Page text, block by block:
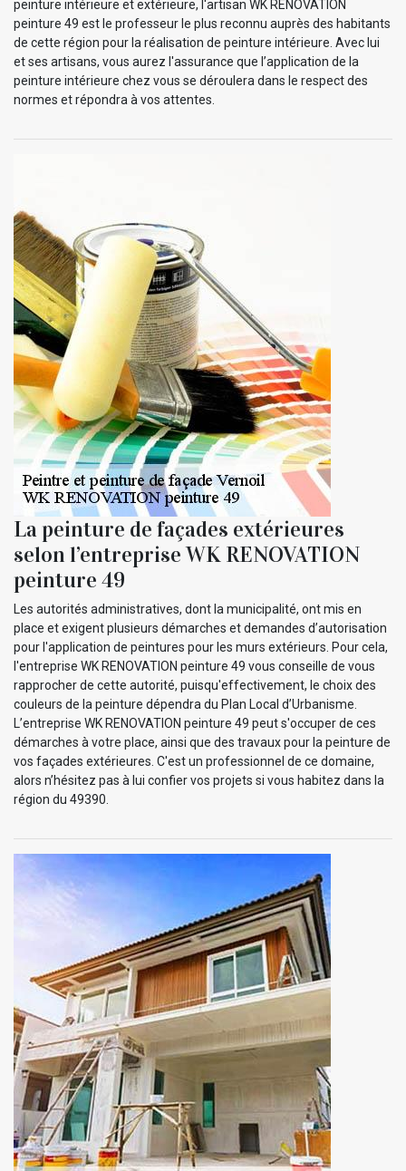
peinture intérieure et extérieure, l'artisan WK RENOVATION
peinture 49 est le professeur le plus reconnu auprès des habitants
de cette région pour la réalisation de peinture intérieure. Avec lui
et ses artisans, vous aurez l'assurance que l’application de la
peinture intérieure chez vous se déroulera dans le respect des
normes et répondra à vos attentes.
La peinture de façades extérieures
selon l’entreprise WK RENOVATION
peinture 49
Les autorités administratives, dont la municipalité, ont mis en
place et exigent plusieurs démarches et demandes d’autorisation
pour l'application de peintures pour les murs extérieurs. Pour cela,
l'entreprise WK RENOVATION peinture 49 vous conseille de vous
rapprocher de cette autorité, puisqu'effectivement, le choix des
couleurs de la peinture dépendra du Plan Local d’Urbanisme.
L’entreprise WK RENOVATION peinture 49 peut s'occuper de ces
démarches à votre place, ainsi que des travaux pour la peinture de
vos façades extérieures. C'est un professionnel de ce domaine,
alors n’hésitez pas à lui confier vos projets si vous habitez dans la
région du 49390.